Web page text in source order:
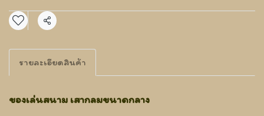
แชร์
รายละเอียดสินค้า
ของเล่นสนาม เสากลมขนาดกลาง